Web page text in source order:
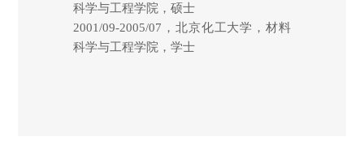
科学与工程学院，硕士
2001/09-2005/07，北京化工大学，材料
科学与工程学院，学士